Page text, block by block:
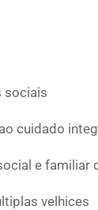
sociais
cuidado
e familiar
velhices